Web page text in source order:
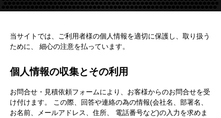
当サイトでは、ご利用者様の個人情報を適切に保護し、取り扱う
ために、 細心の注意を払っています。​
個人情報の収集とその利用​
お問合せ・見積依頼フォームにより、お客様からのお問合せを受
け付けます。 この際、回答や連絡の為の情報(会社名、部署名、
お名前、メールアドレス、住所、 電話番号など)の入力を求めま